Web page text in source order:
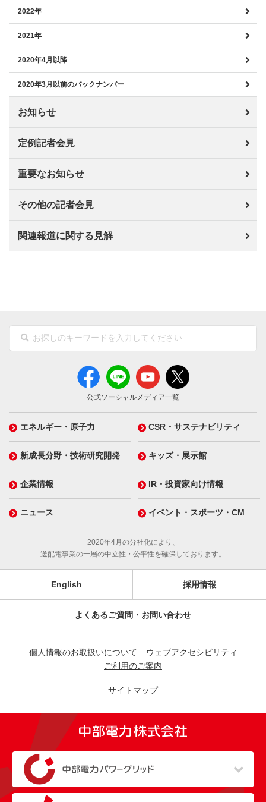
2022年
2021年
2020年4月以降
2020年3月以前のバックナンバー
お知らせ
定例記者会見
重要なお知らせ
その他の記者会見
関連報道に関する見解
公式ソーシャルメディア一覧
エネルギー・原子力 CSR・サステナビリティ
新成長分野・技術研究開発 キッズ・展示館
企業情報 IR・投資家向け情報
ニュース イベント・スポーツ・CM
2020年4月の分社化により、
送配電事業の一層の中立性・公平性を確保しております。
English 採用情報
よくあるご質問・お問い合わせ
個人情報のお取扱いについて
ウェブアクセシビリティ
ご利用のご案内
サイトマップ
（新しいウィンドウを開きます）